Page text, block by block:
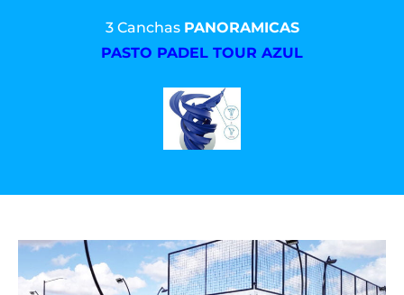
3 Canchas PANORAMICAS
PASTO PADEL TOUR AZUL